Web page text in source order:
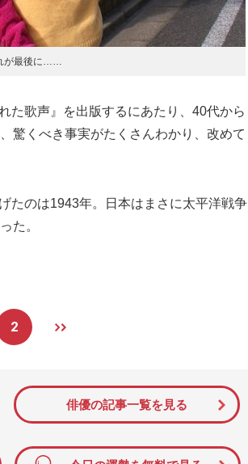
が最後に……
た歌声』を出版するにあたり、40代から
驚くべき事実がたくさんわかり、改めて
たのは1943年。日本はまさに太平洋戦争
た。
2
俳優の記事一覧を見る